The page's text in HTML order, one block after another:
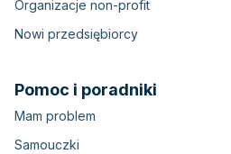
Organizacje non-profit
Nowi przedsiębiorcy
Pomoc i poradniki
Mam problem
Samouczki